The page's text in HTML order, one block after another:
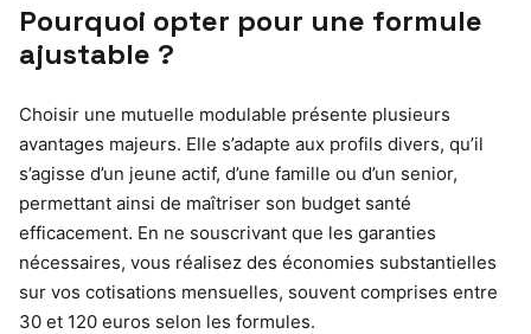
Pourquoi opter pour une formule
ajustable ?
Choisir une mutuelle modulable présente plusieurs
avantages majeurs. Elle s’adapte aux profils divers, qu’il
s’agisse d’un jeune actif, d’une famille ou d’un senior,
permettant ainsi de maîtriser son budget santé
efficacement. En ne souscrivant que les garanties
nécessaires, vous réalisez des économies substantielles
sur vos cotisations mensuelles, souvent comprises entre
30 et 120 euros selon les formules.